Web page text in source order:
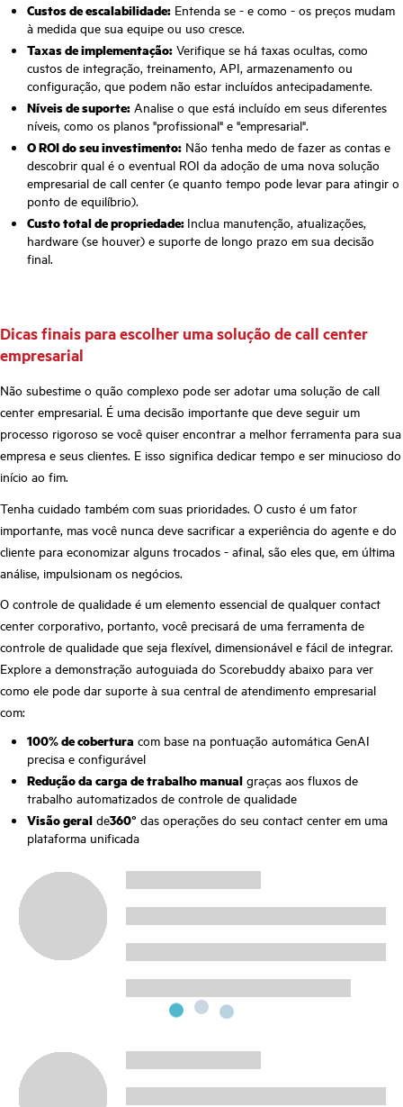
Custos de escalabilidade: Entenda se - e como - os preços mudam
à medida que sua equipe ou uso cresce.
Taxas de implementação: Verifique se há taxas ocultas, como
custos de integração, treinamento, API, armazenamento ou
configuração, que podem não estar incluídos antecipadamente.
Níveis de suporte: Analise o que está incluído em seus diferentes
níveis, como os planos "profissional" e "empresarial".
O ROI do seu investimento: Não tenha medo de fazer as contas e
descobrir qual é o eventual ROI da adoção de uma nova solução
empresarial de call center (e quanto tempo pode levar para atingir o
ponto de equilíbrio).
Custo total de propriedade: Inclua manutenção, atualizações,
hardware (se houver) e suporte de longo prazo em sua decisão
final.
Dicas finais para escolher uma solução de call center
empresarial
Não subestime o quão complexo pode ser adotar uma solução de call
center empresarial. É uma decisão importante que deve seguir um
processo rigoroso se você quiser encontrar a melhor ferramenta para sua
empresa e seus clientes. E isso significa dedicar tempo e ser minucioso do
início ao fim.
Tenha cuidado também com suas prioridades. O custo é um fator
importante, mas você nunca deve sacrificar a experiência do agente e do
cliente para economizar alguns trocados - afinal, são eles que, em última
análise, impulsionam os negócios.
O controle de qualidade é um elemento essencial de qualquer contact
center corporativo, portanto, você precisará de uma ferramenta de
controle de qualidade que seja flexível, dimensionável e fácil de integrar.
Explore a demonstração autoguiada do Scorebuddy abaixo para ver
como ele pode dar suporte à sua central de atendimento empresarial
com:
100% de cobertura com base na pontuação automática GenAI
precisa e configurável
Redução da carga de trabalho manual graças aos fluxos de
trabalho automatizados de controle de qualidade
Visão geral de360° das operações do seu contact center em uma
plataforma unificada